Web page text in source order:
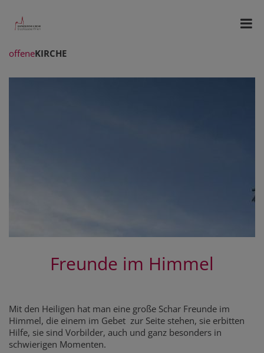
offeneKIRCHE
Freunde im Himmel
Mit den Heiligen hat man eine große Schar Freunde im
Himmel, die einem im Gebet zur Seite stehen, sie erbitten
Hilfe, sie sind Vorbilder, auch und ganz besonders in
schwierigen Momenten.